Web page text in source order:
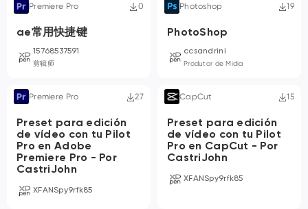
Premiere Pro 0
ae常用快捷键
15768537591
剪辑师
Photoshop 19
PhotoShop
ccsandrini
Produtor de Midia
Premiere Pro 27
Preset para edición
de vídeo con tu Pilot
Pro en Adobe
Premiere Pro - Por
CastriJohn
XFANSpy9rfk85
CapCut 15
Preset para edición
de vídeo con tu Pilot
Pro en CapCut - Por
CastriJohn
XFANSpy9rfk85